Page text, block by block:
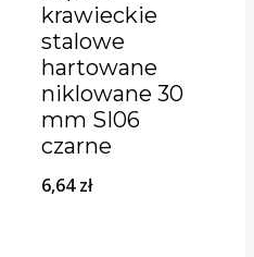
krawieckie
stalowe
hartowane
niklowane 30
mm SI06
czarne
6,64zł